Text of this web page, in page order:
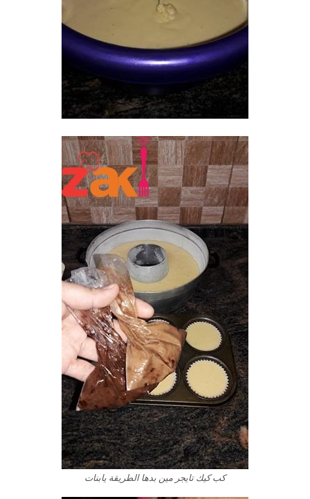
كب كيك تايجر مين بدها الطريقة يابنات